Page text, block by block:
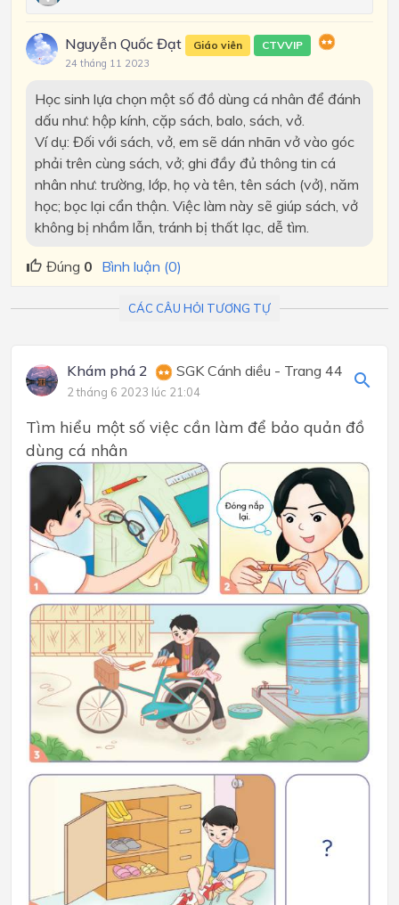
Nguyễn Quốc Đạt Giáo viên CTVVIP
24 tháng 11 2023
Học sinh lựa chọn một số đồ dùng cá nhân để đánh
dấu như: hộp kính, cặp sách, balo, sách, vở.
Ví dụ: Đối với sách, vở, em sẽ dán nhãn vở vào góc
phải trên cùng sách, vở; ghi đầy đủ thông tin cá
nhân như: trường, lớp, họ và tên, tên sách (vở), năm
học; bọc lại cẩn thận. Việc làm này sẽ giúp sách, vở
không bị nhầm lẫn, tránh bị thất lạc, dễ tìm.
Đúng 0 Bình luận (0)
CÁC CÂU HỎI TƯƠNG TỰ
Khám phá 2 SGK Cánh diều - Trang 44
2 tháng 6 2023 lúc 21:04
Tìm hiểu một số việc cần làm để bảo quản đồ
dùng cá nhân